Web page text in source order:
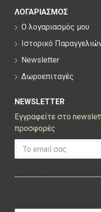
ΛΟΓΑΡΙΑΣΜΟΣ
Ο λογαριασμός μου
Ιστορικό
Newsletter
Δωροεπιταγές
NEWSLETTER
Εγγραφείτε στο
προσφορές